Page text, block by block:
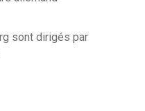
sont dirigés par